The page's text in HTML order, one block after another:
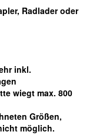
Radlader oder
inkl.
wiegt max. 800
Größen,
möglich.